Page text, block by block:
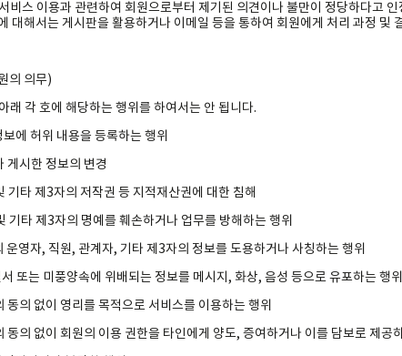
비스 이용과 관련하여 회원으로부터 제기된 의견이나 불만이 정당하다고
대해서는 게시판을 활용하거나 이메일 등을 통하여 회원에게 처리 과정 및
의 의무)
래 각 호에 해당하는 행위를 하여서는 안 됩니다.
에 허위 내용을 등록하는 행위
게시한 정보의 변경
기타 제3자의 저작권 등 지적재산권에 대한 침해
기타 제3자의 명예를 훼손하거나 업무를 방해하는 행위
운영자, 직원, 관계자, 기타 제3자의 정보를 도용하거나 사칭하는 행위
또는 미풍양속에 위배되는 정보를 메시지, 화상, 음성 등으로 유포하는 행위
동의 없이 영리를 목적으로 서비스를 이용하는 행위
동의 없이 회원의 이용 권한을 타인에게 양도, 증여하거나 이를 담보로 제공